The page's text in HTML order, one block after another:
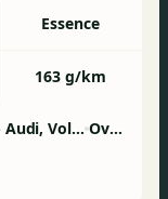
Essence
163 g/km
D’Ieteren Mobility Center Overijse - Audi, Volkswagen & Commercial Vehicles Overijse